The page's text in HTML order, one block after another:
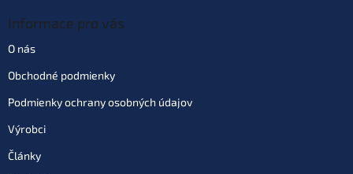
Informace pro vás
O nás
Obchodné podmienky
Podmienky ochrany osobných údajov
Výrobci
Články